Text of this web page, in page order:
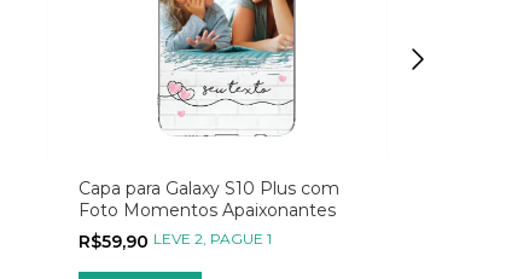
Capa para Galaxy S10 Plus com
Foto Momentos Apaixonantes
R$59,90 LEVE 2, PAGUE 1